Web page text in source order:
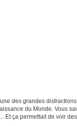
des grandes
du Monde. Vous
Et ça permettait de voir